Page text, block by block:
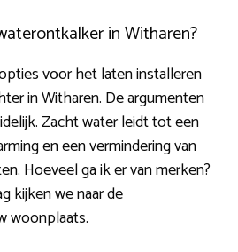
in Witharen?
voor het laten installeren
in Witharen. De argumenten
Zacht water leidt tot een
en een vermindering van
Hoeveel ga ik er van merken?
kijken we naar de
woonplaats.